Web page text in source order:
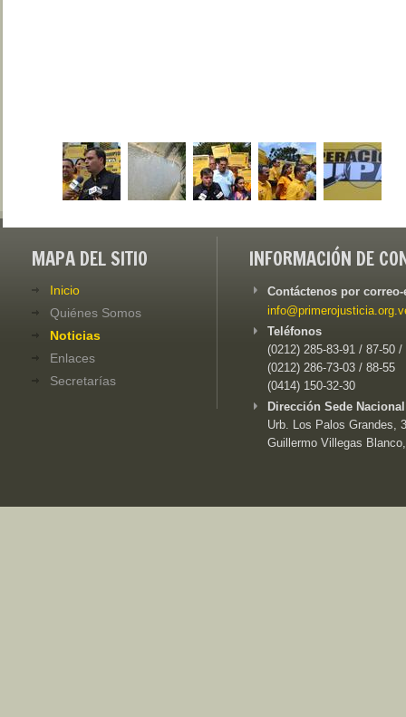
MAPA DEL SITIO
Inicio
Quiénes Somos
Noticias
Enlaces
Secretarías
INFORMACIÓN DE
Contáctenos por
Teléfonos
(0212) 285-83-91 / 87-50 /
(0212) 286-73-03 / 88-55
(0414) 150-32-30
Dirección Sede
Urb. Los Palos Grandes,
Guillermo Villegas